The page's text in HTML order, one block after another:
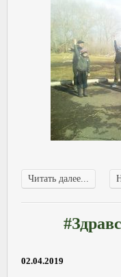
Читать далее...
02.04.2019